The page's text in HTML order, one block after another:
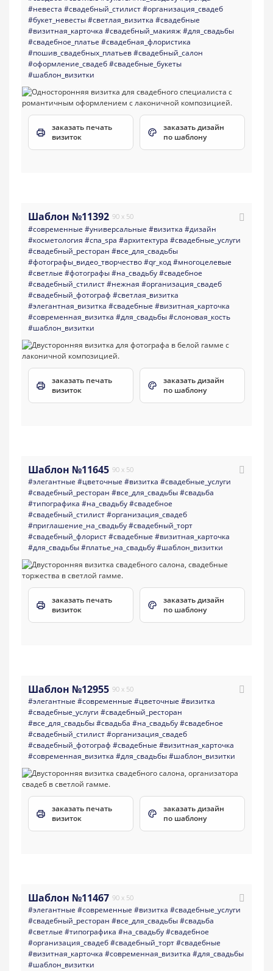
#невеста #свадебный_стилист#организация_свадеб
#букет_невесты#светлая_визитка #свадебные
#визитная_карточка #свадебный_макияж#для_свадьбы
#свадебное_платье #свадебная_флористика
#пошив_свадебных_платьев#свадебный_салон
#оформление_свадеб#свадебные_букеты
#шаблон_визитки
заказать печать
визиток
заказать дизайн
по шаблону
Шаблон №11392 90 x 50
#современные #универсальные #визитка #дизайн
#косметология #спа_spa #архитектура #свадебные_услуги
#свадебный_ресторан #все_для_свадьбы
#фотографы_видео_творчество#qr_код#многоцелевые
#светлые #фотографы#на_свадьбу#свадебное
#свадебный_стилист#нежная #организация_свадеб
#свадебный_фотограф #светлая_визитка
#элегантная_визитка #свадебные #визитная_карточка
#современная_визитка #для_свадьбы#слоновая_кость
#шаблон_визитки
заказать печать
визиток
заказать дизайн
по шаблону
Шаблон №11645 90 x 50
#элегантные #цветочные #визитка #свадебные_услуги
#свадебный_ресторан #все_для_свадьбы#свадьба
#типографика #на_свадьбу#свадебное
#свадебный_стилист#организация_свадеб
#приглашение_на_свадьбу#свадебный_торт
#свадебный_флорист#свадебные #визитная_карточка
#для_свадьбы#платье_на_свадьбу#шаблон_визитки
заказать печать
визиток
заказать дизайн
по шаблону
Шаблон №12955 90 x 50
#элегантные #современные #цветочные #визитка
#свадебные_услуги #свадебный_ресторан
#все_для_свадьбы#свадьба #на_свадьбу#свадебное
#свадебный_стилист#организация_свадеб
#свадебный_фотограф #свадебные #визитная_карточка
#современная_визитка #для_свадьбы#шаблон_визитки
заказать печать
визиток
заказать дизайн
по шаблону
Шаблон №11467 90 x 50
#элегантные #современные #визитка #свадебные_услуги
#свадебный_ресторан #все_для_свадьбы#свадьба
#светлые #типографика #на_свадьбу#свадебное
#организация_свадеб#свадебный_торт#свадебные
#визитная_карточка #современная_визитка #для_свадьбы
#шаблон_визитки